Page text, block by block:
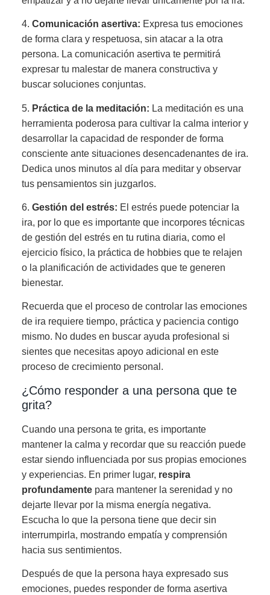
4. Comunicación asertiva: Expresa tus emociones
de forma clara y respetuosa, sin atacar a la otra
persona. La comunicación asertiva te permitirá
expresar tu malestar de manera constructiva y
buscar soluciones conjuntas.
5. Práctica de la meditación: La meditación es una
herramienta poderosa para cultivar la calma interior y
desarrollar la capacidad de responder de forma
consciente ante situaciones desencadenantes de ira.
Dedica unos minutos al día para meditar y observar
tus pensamientos sin juzgarlos.
6. Gestión del estrés: El estrés puede potenciar la
ira, por lo que es importante que incorpores técnicas
de gestión del estrés en tu rutina diaria, como el
ejercicio físico, la práctica de hobbies que te relajen
o la planificación de actividades que te generen
bienestar.
Recuerda que el proceso de controlar las emociones
de ira requiere tiempo, práctica y paciencia contigo
mismo. No dudes en buscar ayuda profesional si
sientes que necesitas apoyo adicional en este
proceso de crecimiento personal.
¿Cómo responder a una persona que te
grita?
Cuando una persona te grita, es importante
mantener la calma y recordar que su reacción puede
estar siendo influenciada por sus propias emociones
y experiencias. En primer lugar, respira
profundamentepara mantener la serenidad y no
dejarte llevar por la misma energía negativa.
Escucha lo que la persona tiene que decir sin
interrumpirla, mostrando empatía y comprensión
hacia sus sentimientos.
Después de que la persona haya expresado sus
emociones, puedes responder de forma asertiva